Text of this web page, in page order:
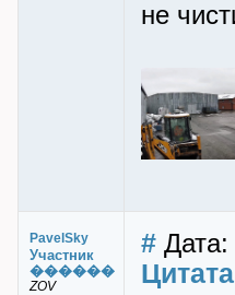
не
PavelSky
Участник
������
ZOV
#
Цитата